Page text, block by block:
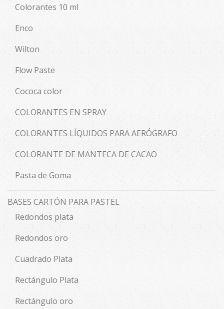
Colorantes 10 ml
Enco
Wilton
Flow Paste
Cococa color
COLORANTES EN SPRAY
COLORANTES LÍQUIDOS PARA AERÓGRAFO
COLORANTE DE MANTECA DE CACAO
Pasta de Goma
BASES CARTÓN PARA PASTEL
Redondos plata
Redondos oro
Cuadrado Plata
Rectángulo Plata
Rectángulo oro